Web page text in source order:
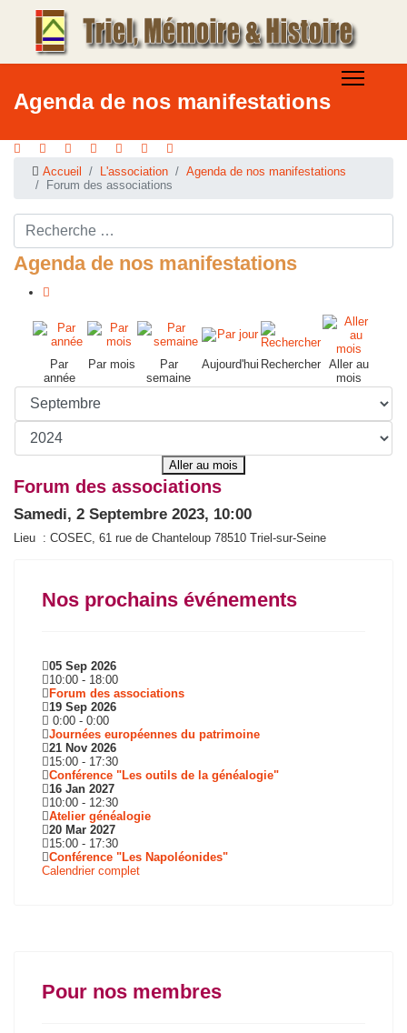
Agenda de nos manifestations
Accueil L'association
Agenda de nos manifestations
Forum des associations
Rechercher ...
Agenda de nos manifestations
Par
année
Par mois
Par
semaine
Aujourd'hui Rechercher Aller au
mois
Aller au mois
Forum des associations
Samedi, 2 Septembre 2023, 10:00
Lieu : COSEC, 61 rue de Chanteloup 78510 Triel-sur-Seine
Nos prochains événements
05 Sep 2026
10:00 - 18:00
Forum des associations
19 Sep 2026
0:00 - 0:00
Journées européennes du patrimoine
21 Nov 2026
15:00 - 17:30
Conférence "Les outils de la généalogie"
16 Jan 2027
10:00 - 12:30
Atelier généalogie
20 Mar 2027
15:00 - 17:30
Conférence "Les Napoléonides"
Calendrier complet
Pour nos membres